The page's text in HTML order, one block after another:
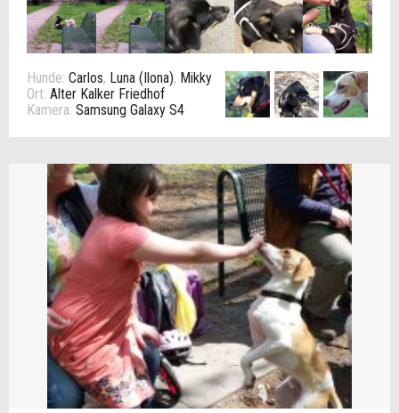
Hunde: Carlos, Luna (Ilona), Mikky
Ort: Alter Kalker Friedhof
Kamera: Samsung Galaxy S4